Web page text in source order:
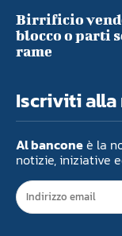
Birrificio
blocco o parti
rame
Iscriviti alla
Al banconeè la
notizie, iniziative